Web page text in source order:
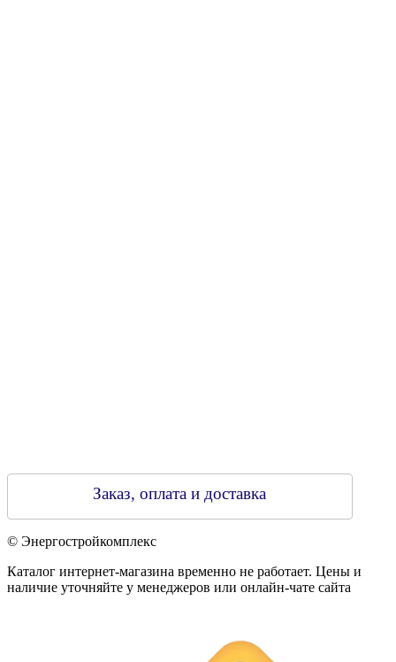
Заказ, оплата и доставка
© Энергостройкомплекс
Каталог интернет-магазина временно не работает. Цены и
наличие уточняйте у менеджеров или онлайн-чате сайта